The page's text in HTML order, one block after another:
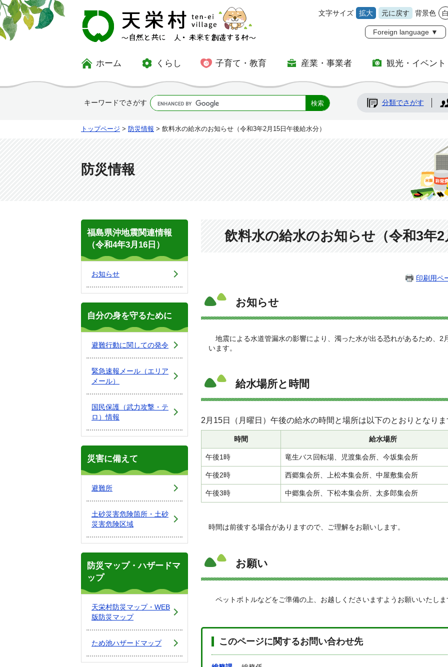
文字サイズ 拡大 元に戻す 背景色
Foreign language ▼
ホーム くらし 子育て・教育 産業・事業者 観光・イベント
キーワードでさがす 分類でさがす
トップページ > 防災情報 > 飲料水の給水のお知らせ（令和3年2月15日午後給水分）
防災情報
福島県沖地震関連情報
（令和4年3月16日）
お知らせ
自分の身を守るために
避難行動に関しての発令
緊急速報メール（エリア
メール）
国民保護（武力攻撃・テ
ロ）情報
災害に備えて
避難所
土砂災害危険箇所・土砂
災害危険区域
防災マップ・ハザードマ
ップ
天栄村防災マップ・WEB
版防災マップ
ため池ハザードマップ
飲料水の給水のお知らせ（令和3年
印刷用ペ
お知らせ
地震による水道管漏水の影響により、濁った水が出る恐れがあるため、2
います。
給水場所と時間
2月15日（月曜日）午後の給水の時間と場所は以下のとおりとなり
時間 給水場所
午後1時 竜生バス回転場、児渡集会所、今坂集会所
午後2時 西郷集会所、上松本集会所、中屋敷集会所
午後3時 中郷集会所、下松本集会所、太多郎集会所
時間は前後する場合がありますので、ご理解をお願いします。
お願い
ペットボトルなどをご準備の上、お越しくださいますようお願いいたしま
このページに関するお問い合わせ先